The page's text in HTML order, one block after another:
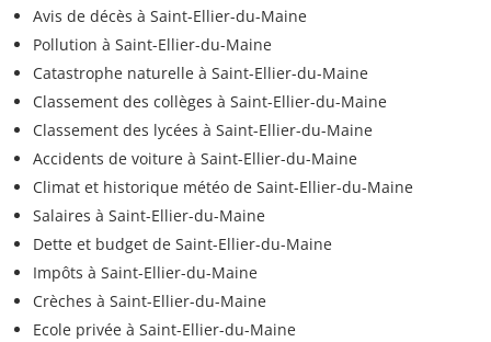
Avis de décès à Saint-Ellier-du-Maine
Pollution à Saint-Ellier-du-Maine
Catastrophe naturelle à Saint-Ellier-du-Maine
Classement des collèges à Saint-Ellier-du-Maine
Classement des lycées à Saint-Ellier-du-Maine
Accidents de voiture à Saint-Ellier-du-Maine
Climat et historique météo de Saint-Ellier-du-Maine
Salaires à Saint-Ellier-du-Maine
Dette et budget de Saint-Ellier-du-Maine
Impôts à Saint-Ellier-du-Maine
Crèches à Saint-Ellier-du-Maine
Ecole privée à Saint-Ellier-du-Maine